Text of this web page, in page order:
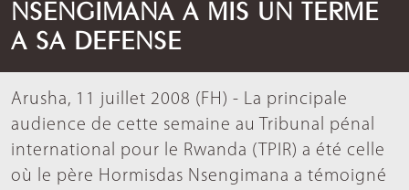
NSENGIMANA A MIS UN TERME
A SA DEFENSE
Arusha, 11 juillet 2008 (FH) - La principale
audience de cette semaine au Tribunal pénal
international pour le Rwanda (TPIR) a été celle
où le père Hormisdas Nsengimana a témoigné